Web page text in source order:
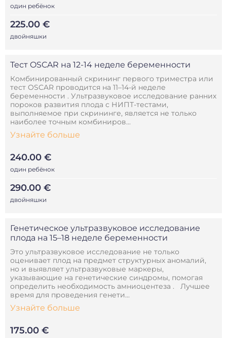
один ребёнок
225.00 €
двойняшки
Тест OSCAR на 12-14 неделе беременности
Комбинированный скрининг первого триместра или
тест OSCAR проводится на 11–14-й неделе
беременности . Ультразвуковое исследование ранних
пороков развития плода с НИПТ-тестами,
выполняемое при скрининге, является не только
наиболее точным комбиниров...
Узнайте больше
240.00 €
один ребёнок
290.00 €
двойняшки
Генетическое ультразвуковое исследование
плода на 15–18 неделе беременности
Это ультразвуковое исследование не только
оценивает плод на предмет структурных аномалий,
но и выявляет ультразвуковые маркеры,
указывающие на генетические синдромы, помогая
определить необходимость амниоцентеза . Лучшее
время для проведения генети...
Узнайте больше
175.00 €